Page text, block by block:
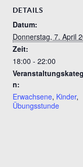
DETAILS
Datum:
Donnerstag, 7. April
Zeit:
18:00 - 22:00
n:
Erwachsene, Kinder,
Übungsstunde